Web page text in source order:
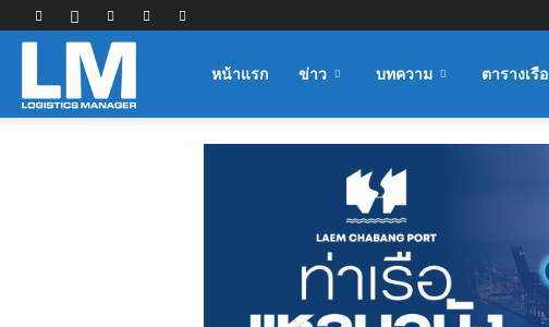
Logisticsหน้าแรก ข่าว บทความ ตารางเรือ